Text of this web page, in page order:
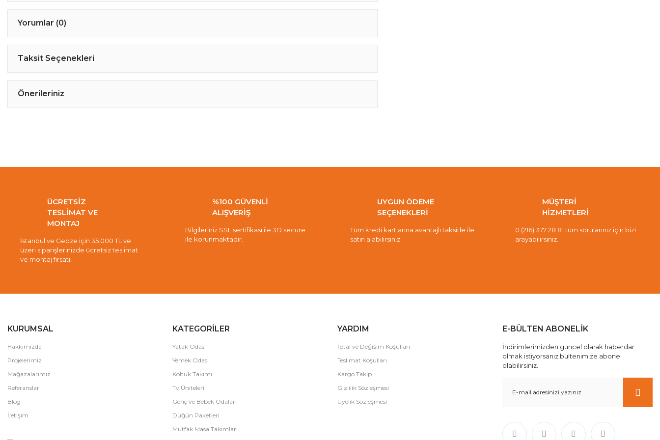
Yorumlar (0)
Taksit Seçenekleri
Önerileriniz
ÜCRETSİZ
TESLİMAT VE
MONTAJ
İstanbul ve Gebze için 35.000 TL ve
üzeri siparişlerinizde ücretsiz teslimat
ve montaj fırsatı!
%100 GÜVENLİ
ALIŞVERİŞ
Bilgileriniz SSL sertifikası ile 3D secure
ile korunmaktadır.
UYGUN ÖDEME
SEÇENEKLERİ
Tüm kredi kartlarına avantajlı taksitle ile
satın alabilirsiniz.
MÜŞTERİ
HİZMETLERİ
0 (216) 377 28 81 tüm sorularınız için bizi
arayabilirsiniz.
KURUMSAL
Hakkımızda
Projelerimiz
Mağazalarımız
Referanslar
Blog
İletişim
KATEGORİLER
Yatak Odası
Yemek Odası
Koltuk Takımı
Tv Üniteleri
Genç ve Bebek Odaları
Düğün Paketleri
Mutfak Masa Takımları
YARDIM
İptal ve Değişim Koşulları
Teslimat Koşulları
Kargo Takip
Gizlilik Sözleşmesi
Üyelik Sözleşmesi
E-BÜLTEN ABONELİK
İndirimlerimizden güncel olarak haberdar
olmak istiyorsanız bültenimize abone
olabilirsiniz.